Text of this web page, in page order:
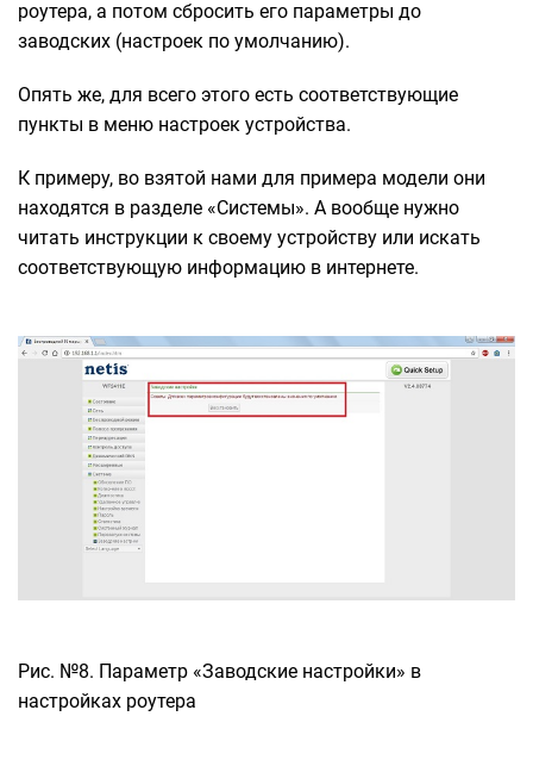
роутера, а потом сбросить его параметры до
заводских (настроек по умолчанию).
Опять же, для всего этого есть соответствующие
пункты в меню настроек устройства.
К примеру, во взятой нами для примера модели они
находятся в разделе «Системы». А вообще нужно
читать инструкции к своему устройству или искать
соответствующую информацию в интернете.
Рис. №8. Параметр «Заводские настройки» в
настройках роутера